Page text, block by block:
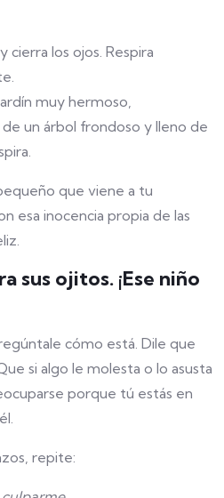
los ojos. Respira
muy hermoso,
de un árbol frondoso y lleno de
que viene a tu
esa inocencia propia de las
sus ojitos. ¡Ese niño
cómo está. Dile que
si algo le molesta o lo asusta
porque tú estás en
repite: